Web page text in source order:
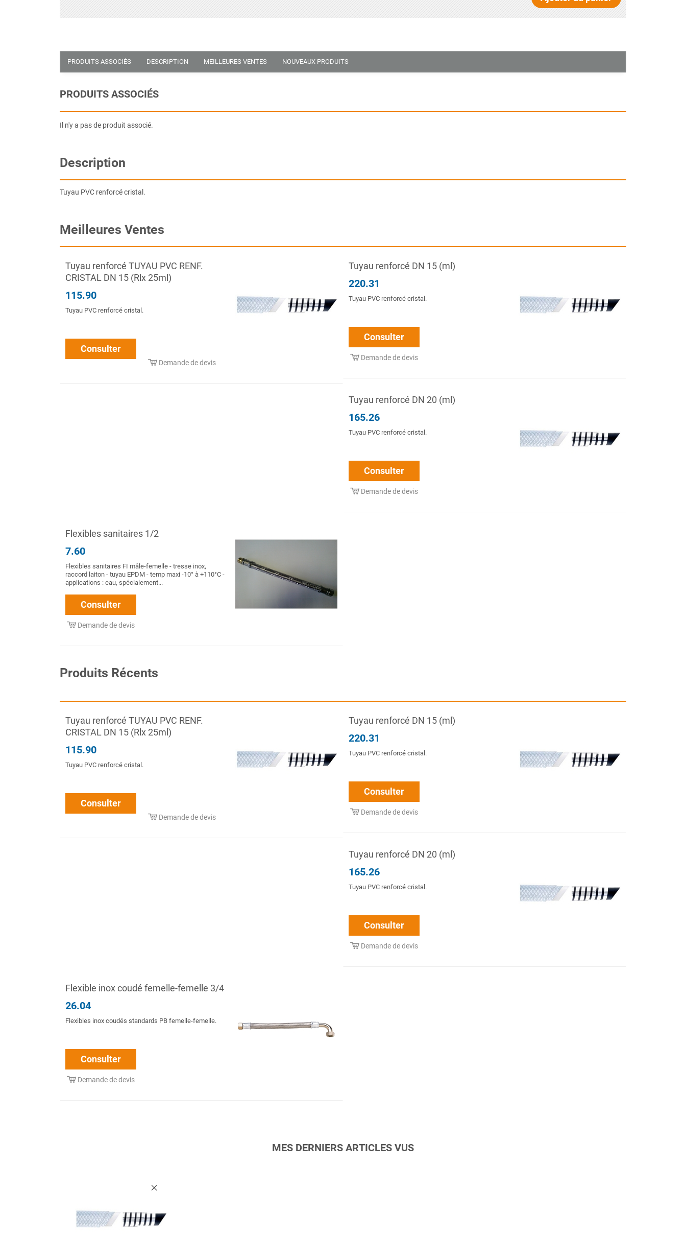
PRODUITS ASSOCIÉS DESCRIPTION MEILLEURES VENTES NOUVEAUX PRODUITS
PRODUITS ASSOCIÉS
Il n'y a pas de produit associé.
Description
Tuyau PVC renforcé cristal.
Meilleures Ventes
Tuyau renforcé TUYAU PVC RENF.
CRISTAL DN 15 (Rlx 25ml)
115.90
Tuyau PVC renforcé cristal.
Consulter
Demande de devis
Tuyau renforcé DN 15 (ml)
220.31
Tuyau PVC renforcé cristal.
Consulter
Demande de devis
Tuyau renforcé DN 20 (ml)
165.26
Tuyau PVC renforcé cristal.
Consulter
Demande de devis
Flexibles sanitaires 1/2
7.60
Flexibles sanitaires FI mâle-femelle - tresse inox,
raccord laiton - tuyau EPDM - temp maxi -10° à +110°C -
applications : eau, spécialement...
Consulter
Demande de devis
Produits Récents
Tuyau renforcé TUYAU PVC RENF.
CRISTAL DN 15 (Rlx 25ml)
115.90
Tuyau PVC renforcé cristal.
Consulter
Demande de devis
Tuyau renforcé DN 15 (ml)
220.31
Tuyau PVC renforcé cristal.
Consulter
Demande de devis
Tuyau renforcé DN 20 (ml)
165.26
Tuyau PVC renforcé cristal.
Consulter
Demande de devis
Flexible inox coudé femelle-femelle 3/4
26.04
Flexibles inox coudés standards PB femelle-femelle.
Consulter
Demande de devis
MES DERNIERS ARTICLES VUS